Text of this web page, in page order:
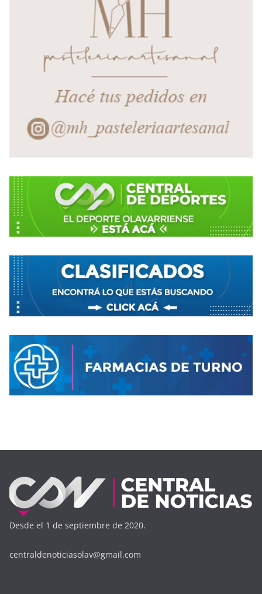
Desde el 1 de septiembre de 2020.
centraldenoticiasolav@gmail.com